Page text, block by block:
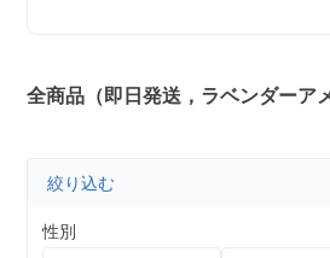
全商品（即日発送，ラベンダーア
絞り込む
性別